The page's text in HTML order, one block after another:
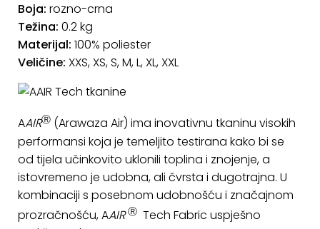
Boja: rozno-crna
Težina: 0.2 kg
Materijal: 100% poliester
Veličine: XXS, XS, S, M, L, XL, XXL
AAIRⓇ (Arawaza Air) ima inovativnu tkaninu visokih
performansi koja je temeljito testirana kako bi se
od tijela učinkovito uklonili toplina i znojenje, a
istovremeno je udobna, ali čvrsta i dugotrajna. U
kombinaciji s posebnom udobnošću i značajnom
prozračnošću, AAIRⓇ Tech Fabric uspješno